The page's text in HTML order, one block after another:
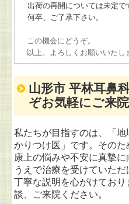
出荷の再開については未定で
何卒、ご了承下さい。
この機会にどうぞ。
以上、よろしくお願いいたし
山形市 平林耳鼻
ぞお気軽にご来
私たちが目指すのは、「
かりつけ医」です。その
康上の悩みや不安に真摯
うえで治療を受けていただ
丁寧な説明を心がけてお
談、
ご来院ください。